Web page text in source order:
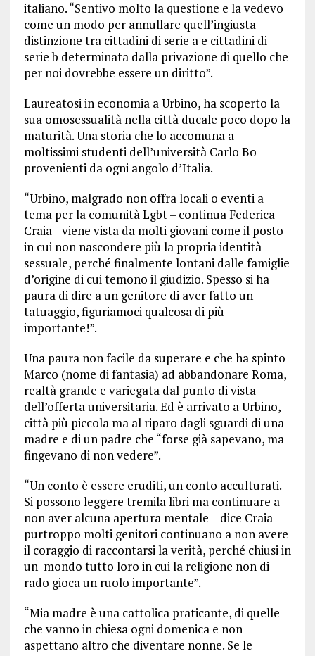
italiano. “Sentivo molto la questione e la vedevo
come un modo per annullare quell’ingiusta
distinzione tra cittadini di serie a e cittadini di
serie b determinata dalla privazione di quello che
per noi dovrebbe essere un diritto”.
Laureatosi in economia a Urbino, ha scoperto la
sua omosessualità nella città ducale poco dopo la
maturità. Una storia che lo accomuna a
moltissimi studenti dell’università Carlo Bo
provenienti da ogni angolo d’Italia.
“Urbino, malgrado non offra locali o eventi a
tema per la comunità Lgbt – continua Federica
Craia- viene vista da molti giovani come il posto
in cui non nascondere più la propria identità
sessuale, perché finalmente lontani dalle famiglie
d’origine di cui temono il giudizio. Spesso si ha
paura di dire a un genitore di aver fatto un
tatuaggio, figuriamoci qualcosa di più
importante!”.
Una paura non facile da superare e che ha spinto
Marco (nome di fantasia) ad abbandonare Roma,
realtà grande e variegata dal punto di vista
dell’offerta universitaria. Ed è arrivato a Urbino,
città più piccola ma al riparo dagli sguardi di una
madre e di un padre che “forse già sapevano, ma
fingevano di non vedere”.
“Un conto è essere eruditi, un conto acculturati.
Si possono leggere tremila libri ma continuare a
non aver alcuna apertura mentale – dice Craia –
purtroppo molti genitori continuano a non avere
il coraggio di raccontarsi la verità, perché chiusi in
un mondo tutto loro in cui la religione non di
rado gioca un ruolo importante”.
“Mia madre è una cattolica praticante, di quelle
che vanno in chiesa ogni domenica e non
aspettano altro che diventare nonne. Se le